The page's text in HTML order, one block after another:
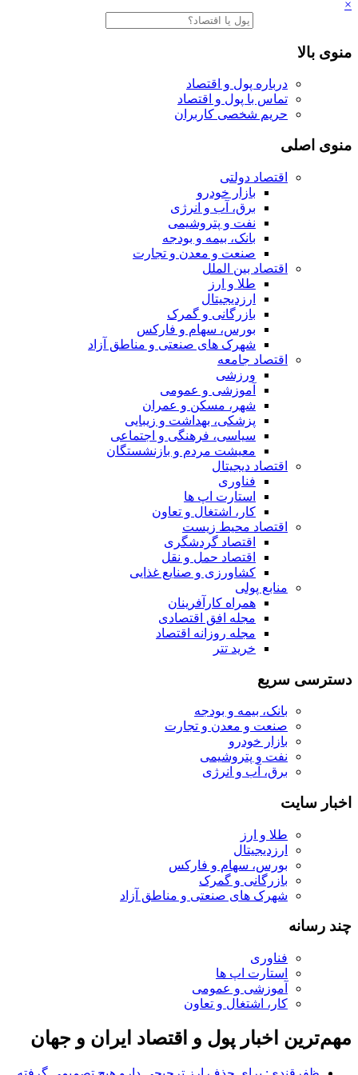
×
منوی بالا
درباره پول و اقتصاد
تماس با پول و اقتصاد
حریم شخصی کاربران
منوی اصلی
اقتصاد دولتی
بازار خودرو
برق، آب و انرژی
نفت و پتروشیمی
بانک، بیمه و بودجه
صنعت و معدن و تجارت
اقتصاد بین الملل
طلا و ارز
ارزدیجیتال
بازرگانی و گمرک
بورس، سهام و فارکس
شهرک های صنعتی و مناطق آزاد
اقتصاد جامعه
ورزشی
آموزشی و عمومی
شهر، مسکن و عمران
پزشکی، بهداشت و زیبایی
سیاسی، فرهنگی و اجتماعی
معیشت مردم و بازنشستگان
اقتصاد دیجیتال
فناوری
استارت اپ ها
کار، اشتغال و تعاون
اقتصاد محیط زیست
اقتصاد گردشگری
اقتصاد حمل و نقل
کشاورزی و صنایع غذایی
منابع پولی
همراه کارآفرینان
مجله افق اقتصادی
مجله روزانه اقتصاد
خرید تتر
دسترسی سریع
بانک، بیمه و بودجه
صنعت و معدن و تجارت
بازار خودرو
نفت و پتروشیمی
برق، آب و انرژی
اخبار سایت
طلا و ارز
ارزدیجیتال
بورس، سهام و فارکس
بازرگانی و گمرک
شهرک های صنعتی و مناطق آزاد
چند رسانه
فناوری
استارت اپ ها
آموزشی و عمومی
کار، اشتغال و تعاون
مهم‌ترین اخبار پول و اقتصاد ایران و جهان